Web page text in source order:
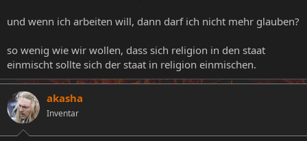
und wenn ich arbeiten will, dann darf ich nicht mehr glauben?
so wenig wie wir wollen, dass sich religion in den staat
einmischt sollte sich der staat in religion einmischen.
akasha
Inventar